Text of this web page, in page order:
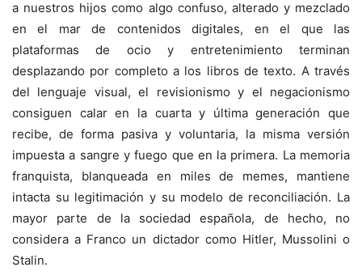
a nuestros hijos como algo confuso, alterado y mezclado
en el mar de contenidos digitales, en el que las
plataformas de ocio y entretenimiento terminan
desplazando por completo a los libros de texto. A través
del lenguaje visual, el revisionismo y el negacionismo
consiguen calar en la cuarta y última generación que
recibe, de forma pasiva y voluntaria, la misma versión
impuesta a sangre y fuego que en la primera. La memoria
franquista, blanqueada en miles de memes, mantiene
intacta su legitimación y su modelo de reconciliación. La
mayor parte de la sociedad española, de hecho, no
considera a Franco un dictador como Hitler, Mussolini o
Stalin.